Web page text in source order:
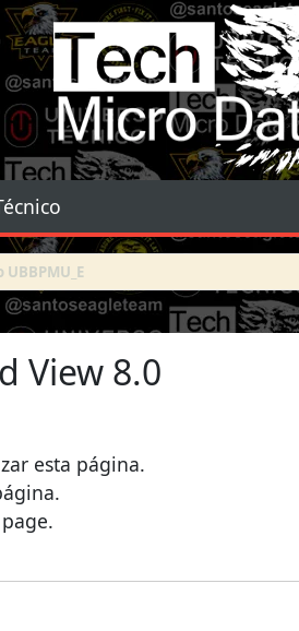
Tech Micro Data
View 8.0
esta página.